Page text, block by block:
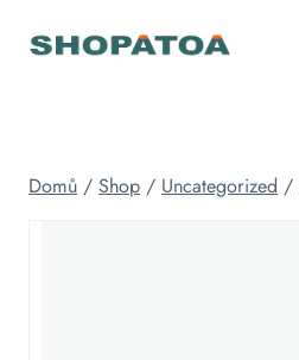
Domů / Shop / Uncategorized /